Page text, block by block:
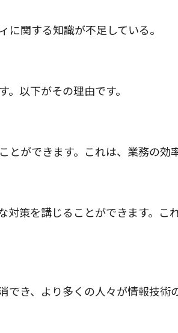
関する知識が不足している。
以下がその理由です。
ができます。これは、業務の効
策を講じることができます。こ
き、より多くの人々が情報技術